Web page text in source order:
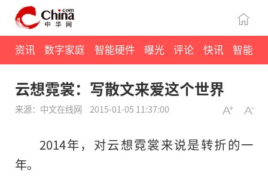
资讯 数字家庭 智能硬件 曝光 评论 快讯 智能
云想霓裳：写散文来爱这个世界
来源：中文在线网 2015-01-05 11:37:00
2014年，对云想霓裳来说是转折的一
年。